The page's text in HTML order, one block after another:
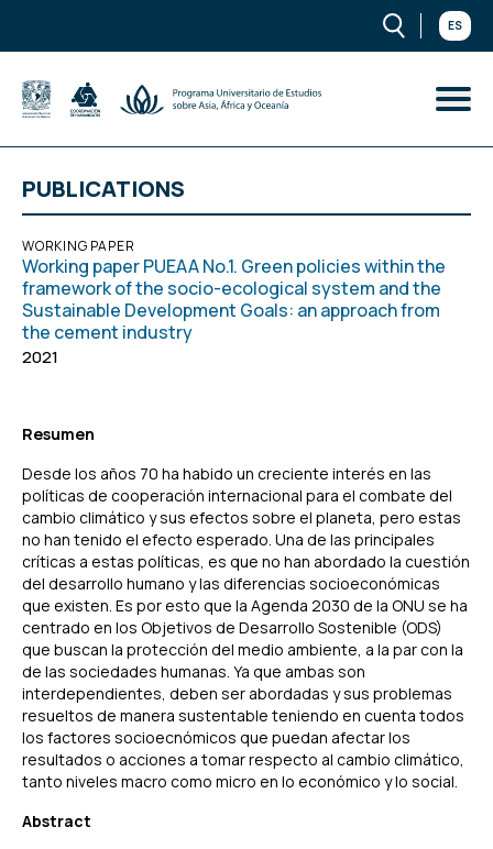
ES
PUBLICATIONS
WORKING PAPER
Working paper PUEAA No.1. Green policies within the
framework of the socio-ecological system and the
Sustainable Development Goals: an approach from
the cement industry
2021
Resumen
Desde los años 70 ha habido un creciente interés en las
políticas de cooperación internacional para el combate del
cambio climático y sus efectos sobre el planeta, pero estas
no han tenido el efecto esperado. Una de las principales
críticas a estas políticas, es que no han abordado la cuestión
del desarrollo humano y las diferencias socioeconómicas
que existen. Es por esto que la Agenda 2030 de la ONU se ha
centrado en los Objetivos de Desarrollo Sostenible (ODS)
que buscan la protección del medio ambiente, a la par con la
de las sociedades humanas. Ya que ambas son
interdependientes, deben ser abordadas y sus problemas
resueltos de manera sustentable teniendo en cuenta todos
los factores socioecnómicos que puedan afectar los
resultados o acciones a tomar respecto al cambio climático,
tanto niveles macro como micro en lo económico y lo social.
Abstract